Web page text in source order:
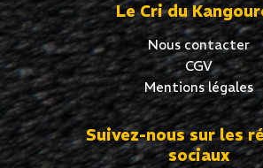
Le Cri du
Nous contacter
CGV
Mentions légales
Suivez-nous sur les
sociaux